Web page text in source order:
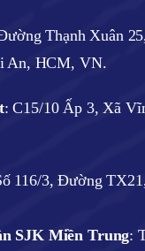
Thạnh Xuân
An, HCM, VN.
: C15/10 Ấp 3, Xã
116/3, Đường
SJK Miền Trung: